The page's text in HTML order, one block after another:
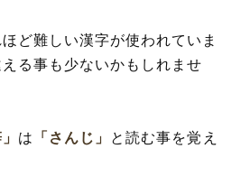
ど難しい漢字が使われていま
る事も少ないかもしれませ
は 「さんじ」
と読む事を覚え